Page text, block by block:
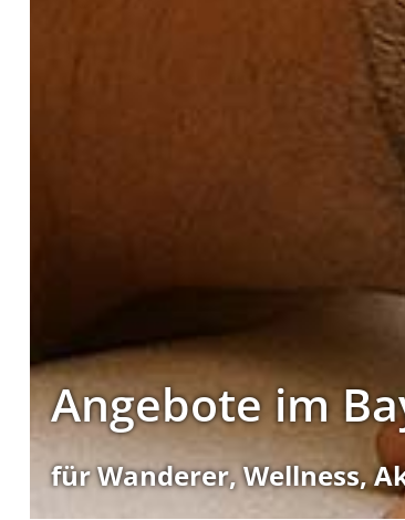
Angebote im
für Wanderer, Wellness,